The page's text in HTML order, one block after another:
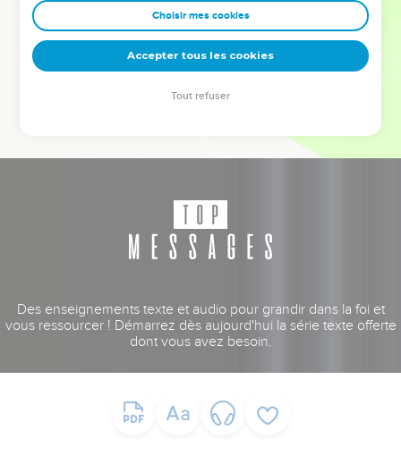
clés pour avancer avec plus de sagesse afin que leurs erreurs
deviennent vos tremplins. Que vous guidiez un ministère, une
équipe, un groupe ou une famille, leur expérience est faite
pour vous.
Des enseignements texte et audio pour grandir dans la foi et
vous ressourcer ! Démarrez dès aujourd'hui la série texte offerte
dont vous avez besoin.
Choisir mes cookies
Accepter tous les cookies
Tout refuser